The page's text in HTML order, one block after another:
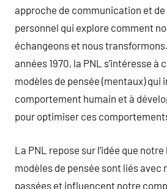
approche de communication et
personnel qui explore comment
échangeons et nous
années 1970, la PNL s’intéresse à
modèles de pensée (mentaux) qui
comportement humain et à
pour optimiser ces
La PNL repose sur l’idée que
modèles de pensée sont liés avec
passées et influencent notre